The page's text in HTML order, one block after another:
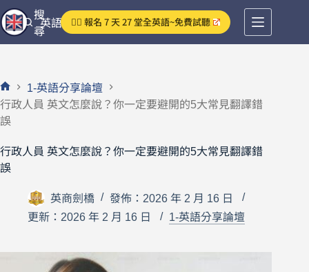
跳
至
主
容
英語分享論壇
搜
尋
👉🏻 報名 7 天 27 堂全英語~免費試聽
首
頁
1-英語分享論壇
行政人員 英文怎麼說？你一定要避開的5大常見翻譯錯
誤
行政人員 英文怎麼說？你一定要避開的5大常見翻譯錯
誤
英商劍橋
發佈：2026 年 2 月 16 日
更新：2026 年 2 月 16 日
1-英語分享論壇